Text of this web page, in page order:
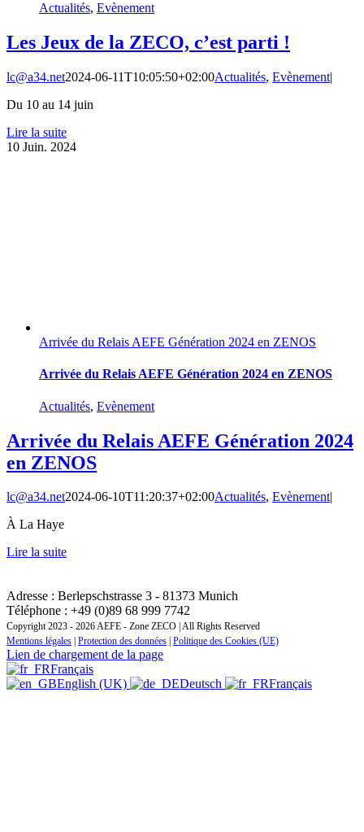
Actualités, Evènement
Les Jeux de la ZECO, c’est parti !
lc@a34.net2024-06-11T10:05:50+02:00Actualités, Evènement|
Du 10 au 14 juin
Lire la suite
10 Juin. 2024
Arrivée du Relais AEFE Génération 2024 en ZENOS
Arrivée du Relais AEFE Génération 2024 en ZENOS
Actualités, Evènement
Arrivée du Relais AEFE Génération 2024
en ZENOS
lc@a34.net2024-06-10T11:20:37+02:00Actualités, Evènement|
À La Haye
Lire la suite
Adresse : Berlepschstrasse 3 - 81373 Munich
Téléphone : +49 (0)89 68 999 7742
Copyright 2023 - 2026 AEFE - Zone ZECO | All Rights Reserved
Mentions légales Protection des données Politique des Cookies (UE)
Lien de chargement de la page
Français
English (UK)
Deutsch Français